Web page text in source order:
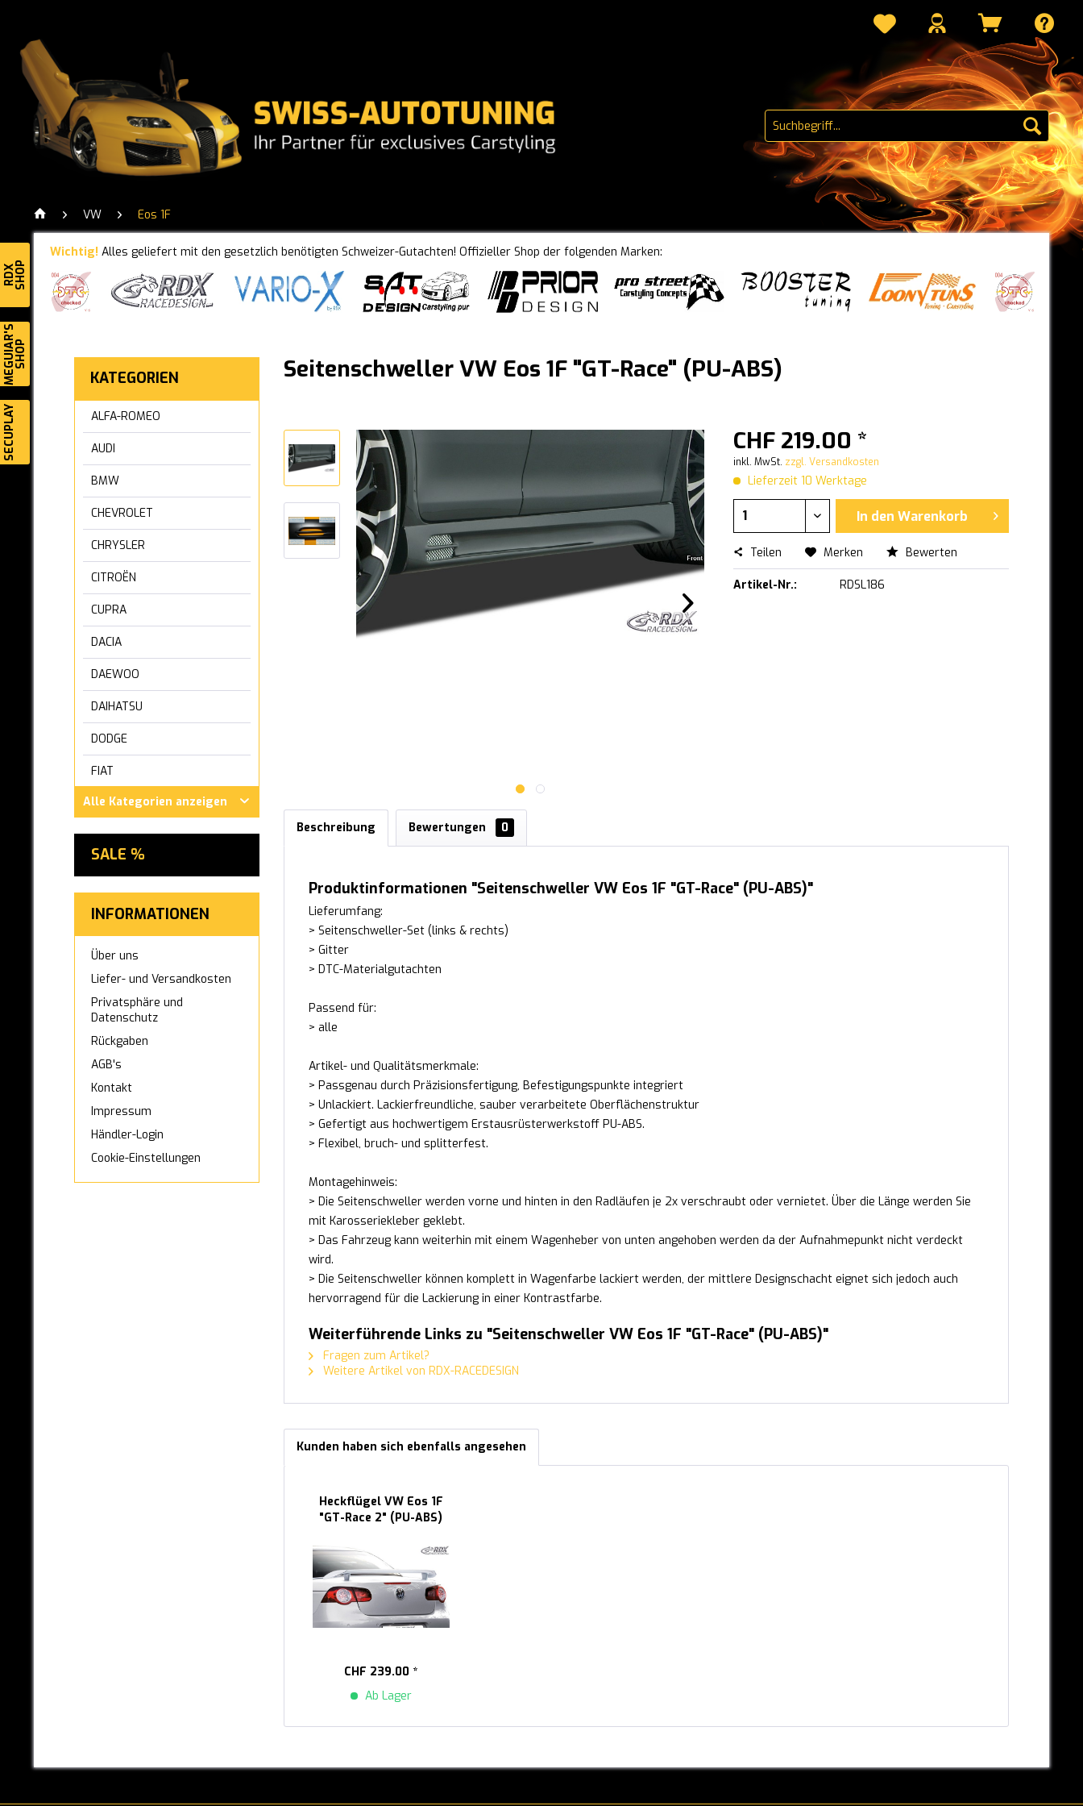
RDXSHOP
MEGUIAR'SSHOP
SECUPLAY
VW Eos 1F
Wichtig! Alles geliefert mit den gesetzlich benötigten Schweizer-Gutachten! Offizieller Shop der folgenden Marken:
KATEGORIEN
ALFA-ROMEO
AUDI
BMW
CHEVROLET
CHRYSLER
CITROËN
CUPRA
DACIA
DAEWOO
DAIHATSU
DODGE
FIAT
FORD
GWM ORA
IVECO
JAGUAR
LEXUS
MAN
MAZDA
VW
Alle Kategorien anzeigen
SALE %
INFORMATIONEN
Über uns
Liefer- und Versandkosten
Privatsphäre und
Datenschutz
Rückgaben
AGB's
Kontakt
Impressum
Händler-Login
Cookie-Einstellungen
Seitenschweller VW Eos 1F "GT-Race" (PU-ABS)
CHF 219.00 *
inkl. MwSt. zzgl. Versandkosten
Lieferzeit 10 Werktage
In den Warenkorb
Teilen Merken Bewerten
Artikel-Nr.: RDSL186
Beschreibung Bewertungen 0
Produktinformationen "Seitenschweller VW Eos 1F "GT-Race" (PU-ABS)"
Lieferumfang:
> Seitenschweller-Set (links & rechts)
> Gitter
> DTC-Materialgutachten
Passend für:
> alle
Artikel- und Qualitätsmerkmale:
> Passgenau durch Präzisionsfertigung, Befestigungspunkte integriert
> Unlackiert. Lackierfreundliche, sauber verarbeitete Oberflächenstruktur
> Gefertigt aus hochwertigem Erstausrüsterwerkstoff PU-ABS.
> Flexibel, bruch- und splitterfest.
Montagehinweis:
> Die Seitenschweller werden vorne und hinten in den Radläufen je 2x verschraubt oder vernietet. Über die Länge werden Sie
mit Karosseriekleber geklebt.
> Das Fahrzeug kann weiterhin mit einem Wagenheber von unten angehoben werden da der Aufnahmepunkt nicht verdeckt
wird.
> Die Seitenschweller können komplett in Wagenfarbe lackiert werden, der mittlere Designschacht eignet sich jedoch auch
hervorragend für die Lackierung in einer Kontrastfarbe.
Weiterführende Links zu "Seitenschweller VW Eos 1F "GT-Race" (PU-ABS)"
Fragen zum Artikel?
Weitere Artikel von RDX-RACEDESIGN
Kunden haben sich ebenfalls angesehen
Heckflügel VW Eos 1F
"GT-Race 2" (PU-ABS)
CHF 239.00 *
Ab Lager